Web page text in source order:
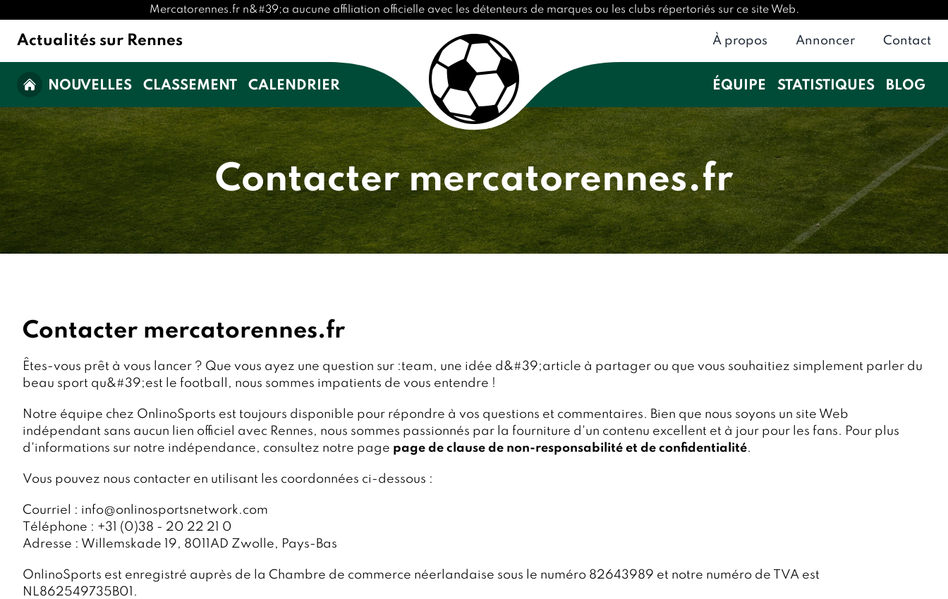
Mercatorennes.fr n&#39;a aucune affiliation officielle avec les détenteurs de marques ou les clubs répertoriés sur ce site Web.
Actualités sur Rennes À propos Annoncer Contact
NOUVELLES CLASSEMENT CALENDRIER ÉQUIPE STATISTIQUES BLOG
Contacter mercatorennes.fr
Contacter mercatorennes.fr
Êtes-vous prêt à vous lancer ? Que vous ayez une question sur :team, une idée d&#39;article à partager ou que vous souhaitiez simplement parler du
beau sport qu&#39;est le football, nous sommes impatients de vous entendre !
Notre équipe chez OnlinoSports est toujours disponible pour répondre à vos questions et commentaires. Bien que nous soyons un site Web
indépendant sans aucun lien officiel avec Rennes, nous sommes passionnés par la fourniture d'un contenu excellent et à jour pour les fans. Pour plus
d'informations sur notre indépendance, consultez notre page page de clause de non-responsabilité et de confidentialité.
Vous pouvez nous contacter en utilisant les coordonnées ci-dessous :
Courriel : info@onlinosportsnetwork.com
Téléphone : +31 (0)38 - 20 22 21 0
Adresse : Willemskade 19, 8011AD Zwolle, Pays-Bas
OnlinoSports est enregistré auprès de la Chambre de commerce néerlandaise sous le numéro 82643989 et notre numéro de TVA est
NL862549735B01.